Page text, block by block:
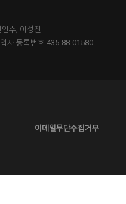
수, 이성진
자 등록번호 435-88-01580
이메일무단수집거부